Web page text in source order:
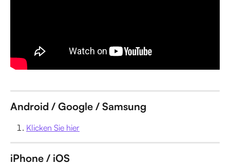
Android / Google / Samsung
Klicken Sie hier
iPhone / iOS